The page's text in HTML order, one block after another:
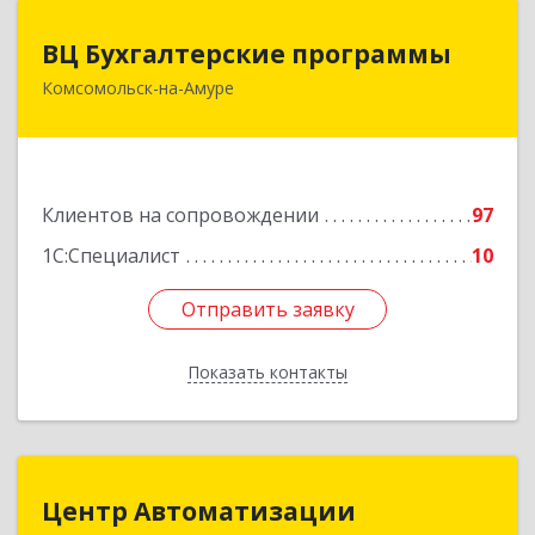
ВЦ Бухгалтерские программы
Комсомольск-на-Амуре
Клиентов на сопровождении
97
1С:Специалист
10
Отправить заявку
Показать контакты
681000, Хабаровский край, Комсомольск-на-
Отправить заявку
Назад
Центр Автоматизации